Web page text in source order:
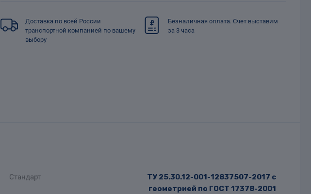
Доставка по всей России
транспортной компанией по вашему
выбору
Безналичная оплата. Счет выставим
за 3 часа
Стандарт
ТУ 25.30.12-001-12837507-2017 с
геометрией по ГОСТ 17378-2001